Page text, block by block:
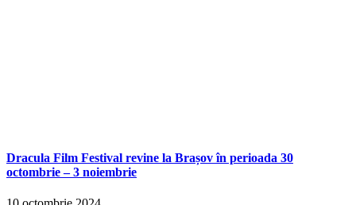
Dracula Film Festival revine la Brașov în perioada 30
octombrie – 3 noiembrie